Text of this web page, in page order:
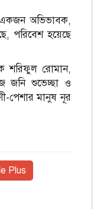
একজন অভিভাবক,
পরিবেশ হয়েছে
শরিফুল রোমান,
জনি শুভেচ্ছা ও
পেশার মানুষ নূর
Plus